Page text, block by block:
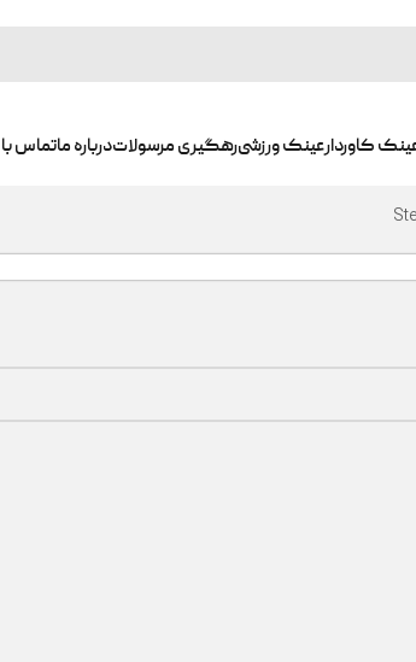
کاوردارعینک ورزشیرهگیری مرسولاتدرباره ماتماس با